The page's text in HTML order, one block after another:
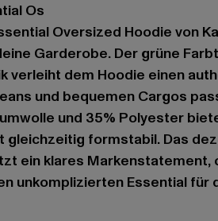
Os
Oversized Hoodie von
Garderobe. Der grüne
verleiht dem Hoodie einen
und bequemen Cargos
und 35% Polyester
gleichzeitig formstabil. Das
ein klares Markenstatement,
unkomplizierten Essential für